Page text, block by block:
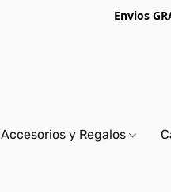
Envios
Accesorios y Regalos